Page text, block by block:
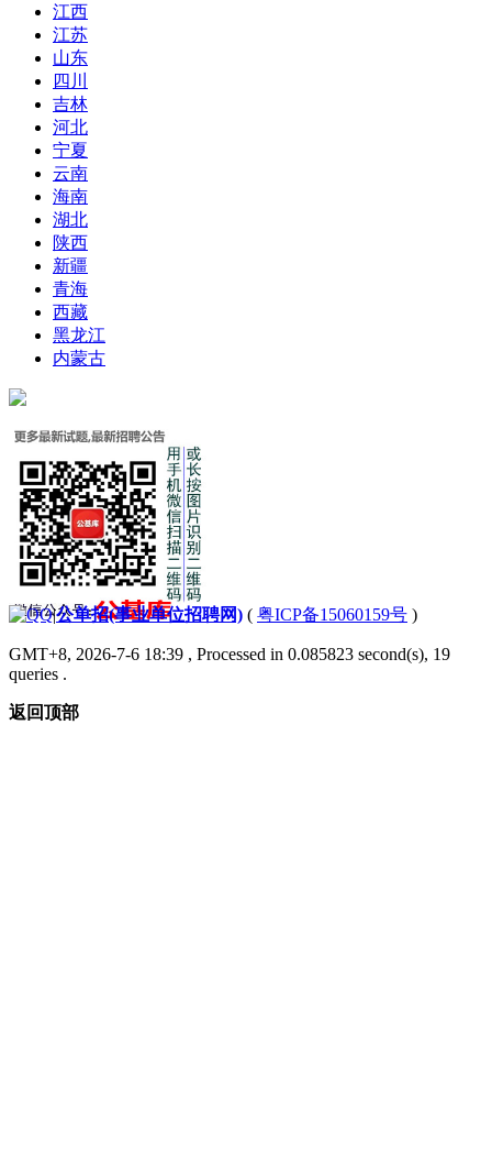
江西
江苏
山东
四川
吉林
河北
宁夏
云南
海南
湖北
陕西
新疆
青海
西藏
黑龙江
内蒙古
|公单招(事业单位招聘网) ( 粤ICP备15060159号 )
GMT+8, 2026-7-6 18:39 , Processed in 0.085823 second(s), 19
queries .
返回顶部